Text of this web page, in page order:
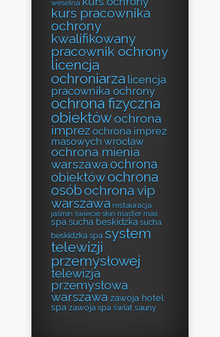
weselna
kurs pracownika
ochrony
kwalifikowany
pracownik ochrony
licencja
ochroniarza licencja
pracownika ochrony
ochrona fizyczna
obiektówochrona
imprez ochrona imprez
masowych wrocław
ochrona mienia
warszawa ochrona
obiektów ochrona
osóbochrona vip
warszawa restauracja
jaśmin świecie skin master max
spa sucha beskidzka sucha
beskidzka spa system
telewizji
przemysłowej
telewizja
przemysłowa
warszawa zawoja hotel
spa zawoja spa świat sauny